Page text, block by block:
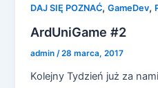
DAJ SIĘ POZNAĆ,GameDev,
ArdUniGame #2
admin/28 marca, 2017
Kolejny Tydzień już za